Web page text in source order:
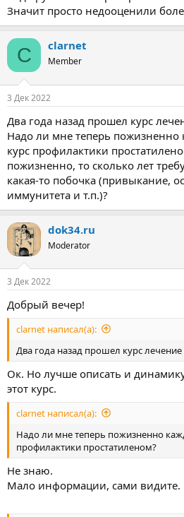
Значит просто недооценили
C clarnet
Member
3 Дек 2022
Два года назад прошел курс
Надо ли мне теперь пожизненно
курс профилактики
пожизненно, то сколько лет
какая-то побочка (привыкание,
иммунитета и т.п.)?
dok34.ru
Moderator
3 Дек 2022
Добрый вечер!
clarnet написал(а):
Два года назад прошел курс
Ок. Но лучше описать и
этот курс.
clarnet написал(а):
Надо ли мне теперь пожизненно
профилактики простатиленом?
Не знаю.
Мало информации, сами видите.